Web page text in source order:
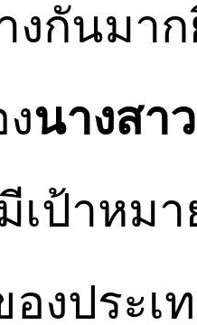
งกันมา
นางสา
เป้าหม
งประเ